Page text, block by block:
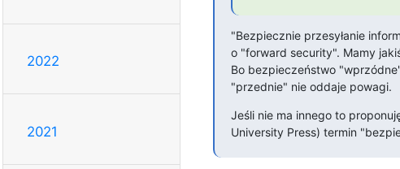
2022
2021
"Bezpiecznie przesyłanie
o "forward security". Mamy
Bo bezpieczeństwo
"przednie" nie oddaje powagi.
Jeśli nie ma innego to
University Press) termin